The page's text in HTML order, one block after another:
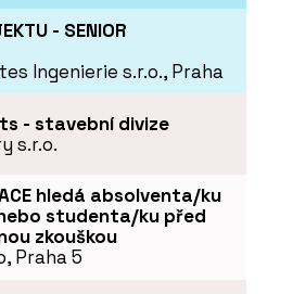
verze vizualizačního
Twinmotion
- SENIOR
Ingenierie s.r.o., Praha
- stavební divize
s.r.o.
hledá absolventa/ku
studenta/ku před
zkouškou
Praha 5